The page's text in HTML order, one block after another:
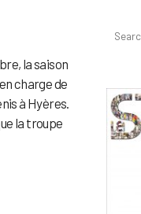
la saison
charge de
à Hyères.
la troupe